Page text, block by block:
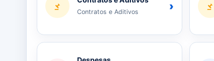
Contratos e Aditivos ›